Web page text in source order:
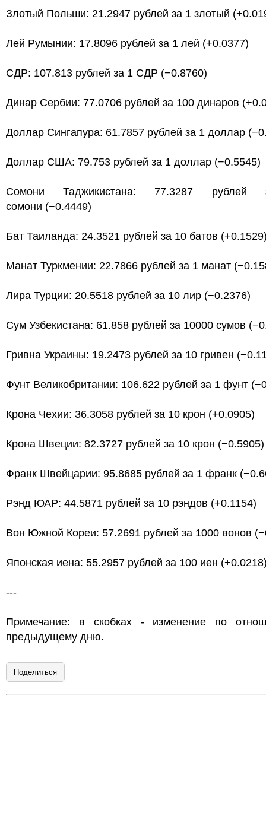
Злотый Польши: 21.2947 рублей за 1 злотый
Лей Румынии: 17.8096 рублей за 1 лей (+0.0377)
СДР: 107.813 рублей за 1 СДР (−0.8760)
Динар Сербии: 77.0706 рублей за 100 динаров
Доллар Сингапура: 61.7857 рублей за 1 доллар
Доллар США: 79.753 рублей за 1 доллар (−0.5545)
Сомони Таджикистана: 77.3287
сомони (−0.4449)
Бат Таиланда: 24.3521 рублей за 10 батов
Манат Туркмении: 22.7866 рублей за 1 манат
Лира Турции: 20.5518 рублей за 10 лир (−0.2376)
Сум Узбекистана: 61.858 рублей за 10000 сумов
Гривна Украины: 19.2473 рублей за 10 гривен
Фунт Великобритании: 106.622 рублей за 1 фунт
Крона Чехии: 36.3058 рублей за 10 крон (+0.0905)
Крона Швеции: 82.3727 рублей за 10 крон (−0.5905)
Франк Швейцарии: 95.8685 рублей за 1 франк
Рэнд ЮАР: 44.5871 рублей за 10 рэндов (+0.1154)
Вон Южной Кореи: 57.2691 рублей за 1000 вонов
Японская иена: 55.2957 рублей за 100 иен
---
Примечание: в скобках - изменение по
предыдущему дню.
Поделиться